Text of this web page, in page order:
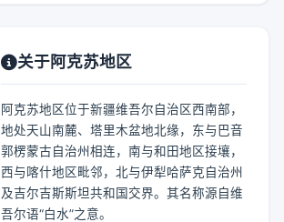
关于阿克苏地区
阿克苏地区位于新疆维吾尔自治区西南部，
地处天山南麓、塔里木盆地北缘，东与巴音
郭楞蒙古自治州相连，南与和田地区接壤，
西与喀什地区毗邻，北与伊犁哈萨克自治州
及吉尔吉斯斯坦共和国交界。其名称源自维
吾尔语“白水”之意。